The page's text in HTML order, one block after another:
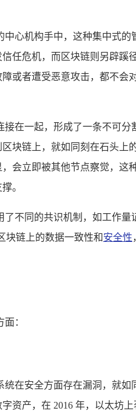
心机构手中，这种集中式
任危机，而区块链则另辟蹊
或者遭受恶意攻击，都不会
在一起，形成了一条不可
块链上，就如同刻在石头上
会立即被其他节点察觉，这
。
不同的共识机制，如工作量
块链上的数据一致性和安全性
：
在安全方面存在漏洞，就
资产，在 2016 年，以太坊